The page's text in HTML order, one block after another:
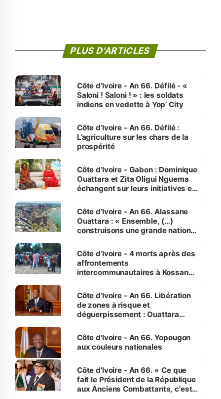
PLUS D'ARTICLES
Côte d’Ivoire - An 66. Défilé - «
Saloni ! Saloni ! » : les soldats
indiens en vedette à Yop’ City
Côte d’Ivoire - An 66. Défilé :
L’agriculture sur les chars de la
prospérité
Côte d’Ivoire - Gabon : Dominique
Ouattara et Zita Oligui Nguema
échangent sur leurs initiatives en
enfants
Côte d’Ivoire - An 66. Alassane
Ouattara : « Ensemble, (…)
construisons une grande nation
générations futures »
Côte d’Ivoire - 4 morts après des
affrontements
intercommunautaires à Kossandji
milieu des sinistrés
Côte d’Ivoire - An 66. Libération
de zones à risque et
déguerpissement : Ouattara
l'Etat de droit pour préserver les
vies humaines »
Côte d'Ivoire - An 66. Yopougon
aux couleurs nationales
Côte d’Ivoire - An 66. « Ce que
fait le Président de la République
aux Anciens Combattants, c'est